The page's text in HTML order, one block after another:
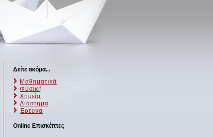
Δείτε ακόμα...
Μαθηματικά
Φυσική
Χημεία
Διάστημα
Έρευνα
Online Επισκέπτες